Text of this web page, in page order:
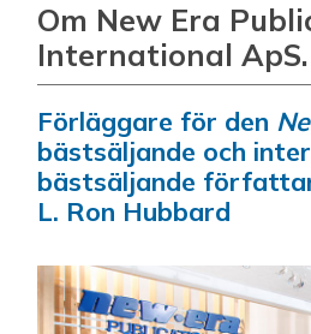
Om New Era
International ApS.
Förläggare för den
bästsäljande och
bästsäljande
L. Ron Hubbard